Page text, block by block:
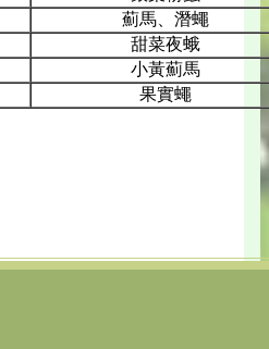
薊馬、潛蠅
甜菜夜蛾
小黃薊馬
果實蠅